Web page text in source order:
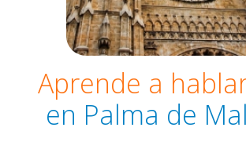
Aprende a
en Palma de